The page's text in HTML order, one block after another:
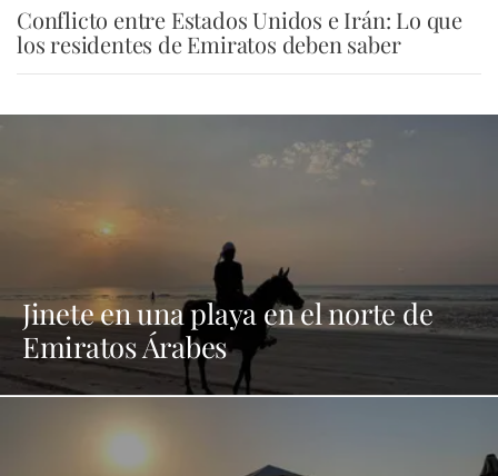
Conflicto entre Estados Unidos e Irán: Lo que
los residentes de Emiratos deben saber
Jinete en una playa en el norte de
Emiratos Árabes